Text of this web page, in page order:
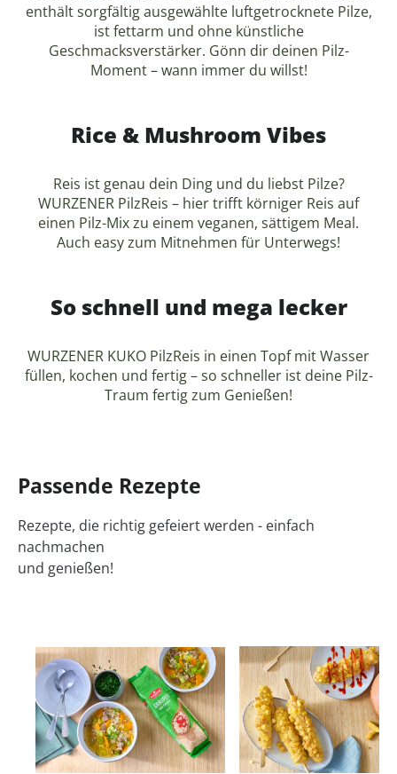
enthält sorgfältig ausgewählte luftgetrocknete Pilze,
ist fettarm und ohne künstliche
Geschmacksverstärker. Gönn dir deinen Pilz-
Moment – wann immer du willst!
Rice & Mushroom Vibes
Reis ist genau dein Ding und du liebst Pilze?
WURZENER PilzReis – hier trifft körniger Reis auf
einen Pilz-Mix zu einem veganen, sättigem Meal.
Auch easy zum Mitnehmen für Unterwegs!
So schnell und mega lecker
WURZENER KUKO PilzReis in einen Topf mit Wasser
füllen, kochen und fertig – so schneller ist deine Pilz-
Traum fertig zum Genießen!
Passende Rezepte
Rezepte, die richtig gefeiert werden - einfach
nachmachen
und genießen!